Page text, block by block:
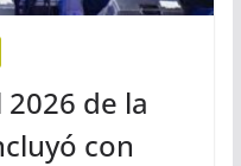
de la
con